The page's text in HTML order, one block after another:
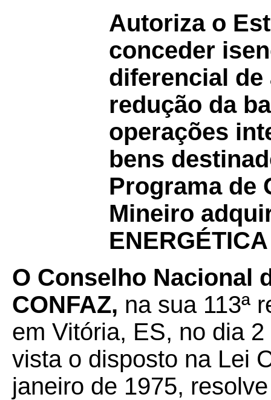
Autoriza o
conceder
diferencial de
redução da
operações
bens
Programa de
Mineiro
O Conselho Nacional
CONFAZ, na sua 113ª
em Vitória, ES, no dia
vista o disposto na Lei
janeiro de 1975,